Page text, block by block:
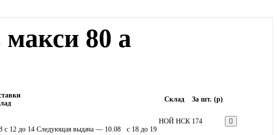
80 а
Склад За шт. (p)
c 12 до 14 Следующая выдача — 10.08 c 18 до 19
НОЙ НСК 174